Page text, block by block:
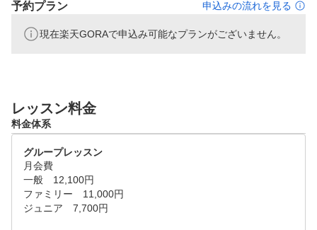
スイング動画を撮影しながらお互いに動きを確認し、課題
って計画的に受講できます。
■弾道計測器を用いたデータに基づいたレッスン（インド
ア）
ショット毎のデータを計測しスイングを改善していきます
感覚だけにとらわれない、物理的なデータに基づいたアド
バイスでプレーヤーに合わせた確実な上達が見込めます。
予約プラン 申込みの流れを見る
現在楽天GORAで申込み可能なプランがございません。
レッスン料金
料金体系
グループレッスン
月会費
一般　12,100円
ファミリー　11,000円
ジュニア　7,700円